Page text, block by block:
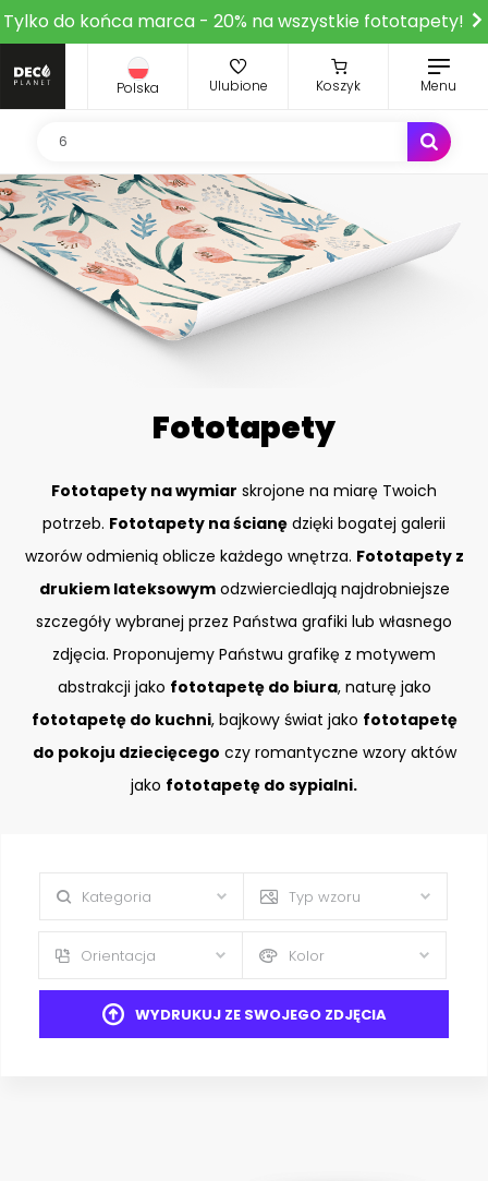
Tylko do końca marca - 20% na wszystkie fototapety!
Polska Ulubione Koszyk Menu
Fototapety
Fototapety na wymiar skrojone na miarę Twoich
potrzeb. Fototapety na ścianę dzięki bogatej galerii
wzorów odmienią oblicze każdego wnętrza. Fototapety z
drukiem lateksowymodzwierciedlają najdrobniejsze
szczegóły wybranej przez Państwa grafiki lub własnego
zdjęcia. Proponujemy Państwu grafikę z motywem
abstrakcji jako fototapetę do biura, naturę jako
fototapetę do kuchni, bajkowy świat jako fototapetę
do pokoju dziecięcego czy romantyczne wzory aktów
jako fototapetę do sypialni.
Kategoria Typ wzoru
Orientacja Kolor
WYDRUKUJ ZE SWOJEGO ZDJĘCIA